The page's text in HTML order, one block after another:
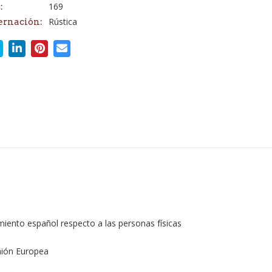
169
Rústica
español respecto a las personas físicas
Europea